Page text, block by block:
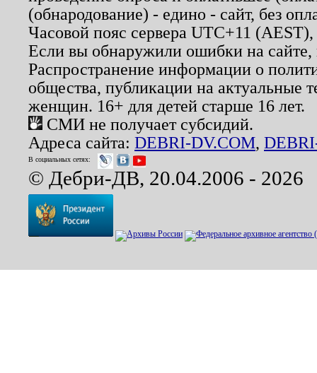
(обнародование) - едино - сайт, без
Часовой пояс сервера UTC+11
Если вы обнаружили ошибки на
Распространение информации о
общества, публикации на актуальные
женщин. 16+ для детей старше 16 лет.
СМИ не получает субсидий.
Адреса сайта: DEBRI-DV.COM,
В социальных сетях:
© Дебри-ДВ, 20.04.2006 - 2026